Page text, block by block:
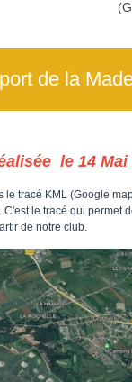
de la
le 14 Mai
le tracé KML (Google
le tracé qui permet
de notre club.